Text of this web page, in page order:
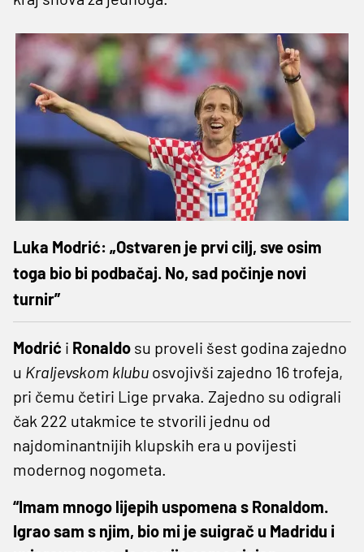
Luka Modrić: „Ostvaren je prvi cilj, sve osim
toga bio bi podbačaj. No, sad počinje novi
turnir”
Modrić i Ronaldo su proveli šest godina zajedno
u Kraljevskom klubu osvojivši zajedno 16 trofeja,
pri čemu četiri Lige prvaka. Zajedno su odigrali
čak 222 utakmice te stvorili jednu od
najdominantnijih klupskih era u povijesti
modernog nogometa.
“Imam mnogo lijepih uspomena s Ronaldom.
Igrao sam s njim, bio mi je suigrač u Madridu i